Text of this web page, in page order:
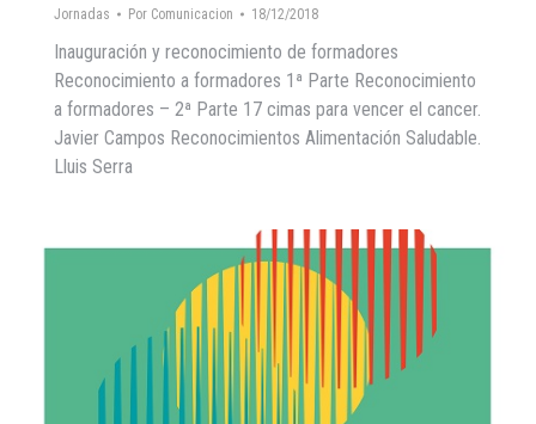
Jornadas Por Comunicacion 18/12/2018
Inauguración y reconocimiento de formadores
Reconocimiento a formadores 1ª Parte Reconocimiento
a formadores – 2ª Parte 17 cimas para vencer el cancer.
Javier Campos Reconocimientos Alimentación Saludable.
Lluis Serra